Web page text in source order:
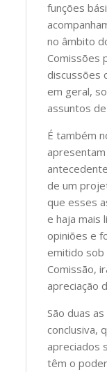
funções
no âmbito
Comissões
discussões
em geral,
assuntos
É também
de um
que esses
e haja mais
opiniões e
emitido sob
Comissão,
apreciação
São duas
conclusiva,
apreciados
têm o